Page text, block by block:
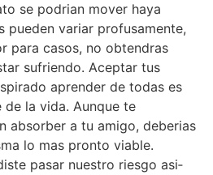
se podri­an mover haya
pueden variar profusamente,
para casos, no obtendras
sufriendo. Aceptar tus
aprender de todas es
la vida. Aunque te
absorber a tu amigo, deberias
lo mas pronto viable.
pasar nuestro riesgo asi­